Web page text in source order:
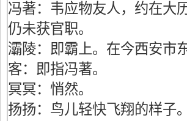
冯著：韦应物友人，约在大
仍未获官职。
灞陵：即霸上。在今西安市
客：即指冯著。
冥冥：悄然。
扬扬：鸟儿轻快飞翔的样子。